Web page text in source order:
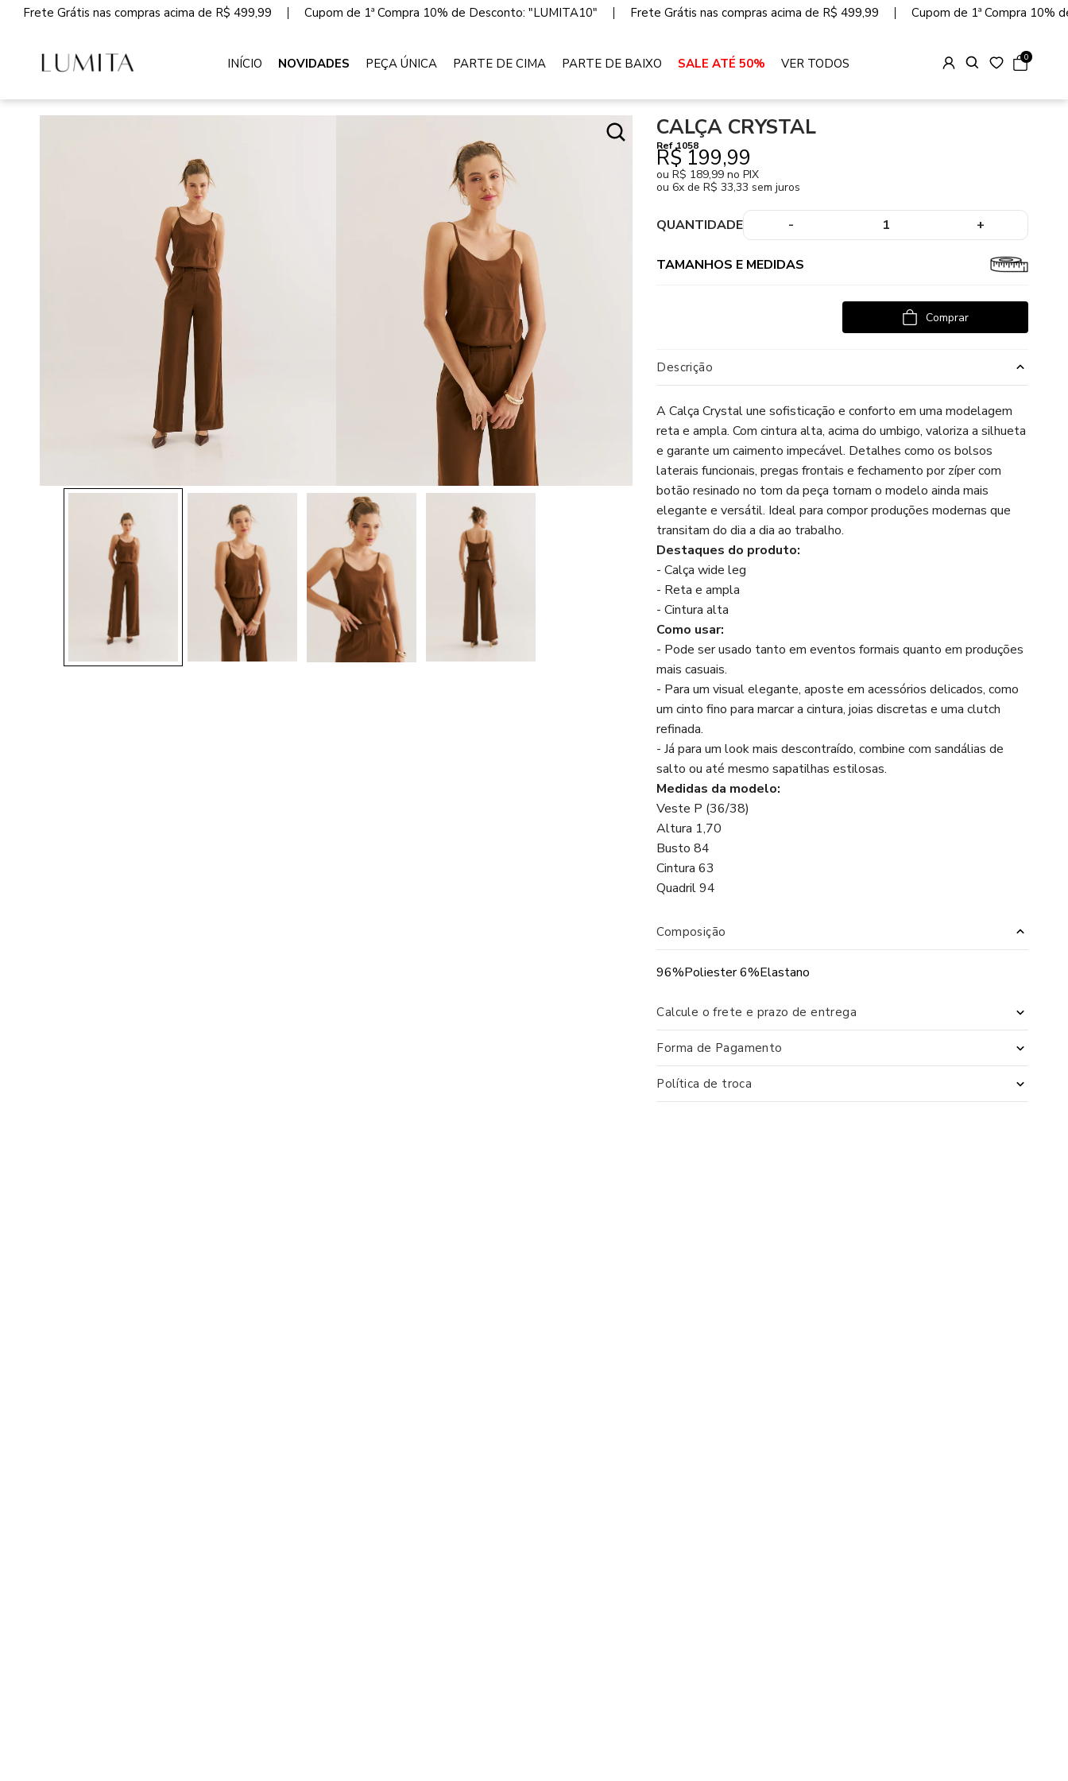
Frete Grátis nas compras acima de R$ 499,99 Cupom de 1ª Compra 10% de Desconto: "LUMITA10" Frete Grátis nas compras acima de R$ 499,99 Cupom de 1ª Compra 10%
INÍCIO NOVIDADES PEÇA ÚNICA PARTE DE CIMA PARTE DE BAIXO SALE ATÉ 50% VER TODOS 0
CALÇA CRYSTAL
Ref 1058
R$ 199,99
ouR$ 189,99 no PIX
ou6x de R$ 33,33 sem juros
QUANTIDADE - 1 +
TAMANHOS E MEDIDAS
Comprar
Descrição
A Calça Crystal une sofisticação e conforto em uma modelagem
reta e ampla. Com cintura alta, acima do umbigo, valoriza a silhueta
e garante um caimento impecável. Detalhes como os bolsos
laterais funcionais, pregas frontais e fechamento por zíper com
botão resinado no tom da peça tornam o modelo ainda mais
elegante e versátil. Ideal para compor produções modernas que
transitam do dia a dia ao trabalho.
Destaques do produto:
- Calça wide leg
- Reta e ampla
- Cintura alta
Como usar:
- Pode ser usado tanto em eventos formais quanto em produções
mais casuais.
- Para um visual elegante, aposte em acessórios delicados, como
um cinto fino para marcar a cintura, joias discretas e uma clutch
refinada.
- Já para um look mais descontraído, combine com sandálias de
salto ou até mesmo sapatilhas estilosas.
Medidas da modelo:
Veste P (36/38)
Altura 1,70
Busto 84
Cintura 63
Quadril 94
Composição
96%Poliester 6%Elastano
Calcule o frete e prazo de entrega
Forma de Pagamento
Política de troca